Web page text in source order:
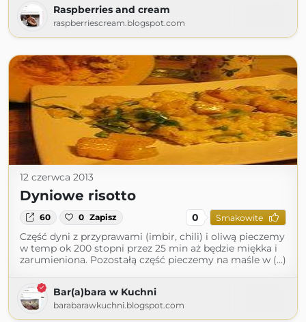
Raspberries and cream
raspberriescream.blogspot.com
12 czerwca 2013
Dyniowe risotto
60 0 Zapisz 0 Smakowite
Część dyni z przyprawami (imbir, chili) i oliwą pieczemy
w temp ok 200 stopni przez 25 min aż będzie miękka i
zarumieniona. Pozostałą część pieczemy na maśle w (...)
Bar(a)bara w Kuchni
barabarawkuchni.blogspot.com